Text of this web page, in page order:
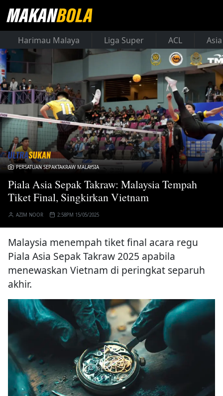
Harimau Malaya Liga Super ACL
PERSATUAN SEPAKTAKRAW MALAYSIA
Piala Asia Sepak Takraw: Malaysia Tempah
Tiket Final, Singkirkan Vietnam
AZIM NOOR 2:58PM 15/05/2025
Malaysia menempah tiket final acara regu
Piala Asia Sepak Takraw 2025 apabila
menewaskan Vietnam di peringkat separuh
akhir.